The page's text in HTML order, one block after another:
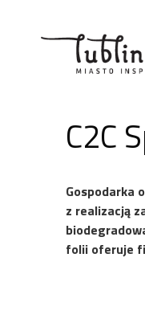
C2C
Gospodarka
z realizacją
folii oferuje